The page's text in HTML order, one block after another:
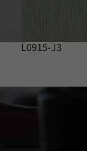
L0915-J3